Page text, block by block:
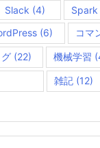
Slack (4) Spark
(6) コマ
(22) 機械学習
雑記(12)